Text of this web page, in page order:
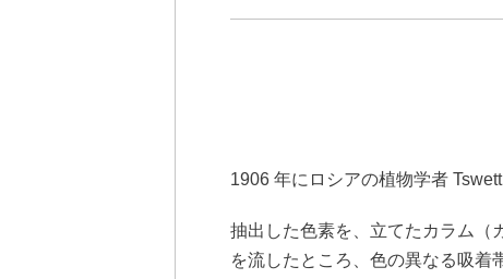
1906 年にロシアの植物学者
抽出した色素を、立てたカラム（
を流したところ、色の異なる吸着